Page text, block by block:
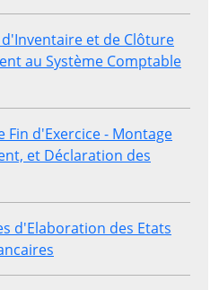
et de Clôture
au Système Comptable
Fin d'Exercice - Montage
et Déclaration des
d'Elaboration des Etats